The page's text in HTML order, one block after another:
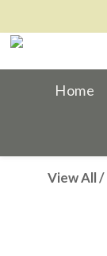
Home
View All/